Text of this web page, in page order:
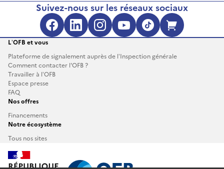
Suivez-nous sur les réseaux sociaux
L’OFB et vous
Plateforme de signalement auprès de l’Inspection générale
Comment contacter l'OFB ?
Travailler à l’OFB
Espace presse
FAQ
Nos offres
Financements
Notre écosystème
Tous nos sites